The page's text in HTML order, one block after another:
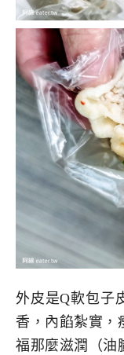
外皮是Q軟包子
香，內餡紮實，
福那麼滋潤（油